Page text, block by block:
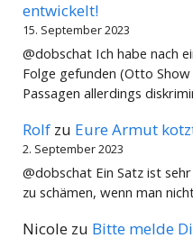
entwickelt!
15. September 2023
@dobschat Ich habe nach
Folge gefunden (Otto
Passagen allerdings
Rolf zu Eure Armut
2. September 2023
@dobschat Ein Satz ist
zu schämen, wenn man
Nicole zu Bitte melde